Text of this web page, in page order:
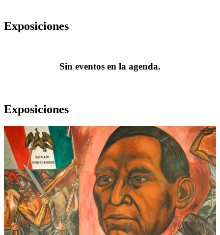
Exposiciones
Sin eventos en la agenda.
Exposiciones